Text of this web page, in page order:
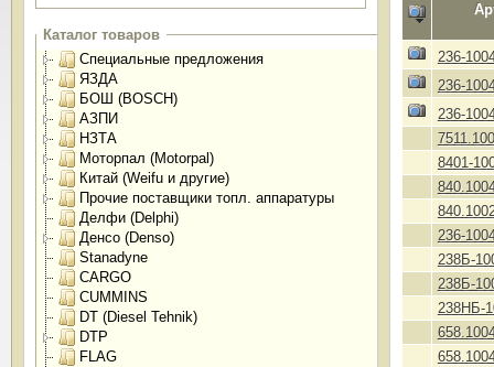
Каталог товаров
Специальные предложения
ЯЗДА
БОШ (BOSCH)
АЗПИ
НЗТА
Моторпал (Motorpal)
Китай (Weifu и другие)
Прочие поставщики топл. аппаратуры
Делфи (Delphi)
Денсо (Denso)
Stanadyne
CARGO
CUMMINS
DT (Diesel Tehnik)
DTP
FLAG
236-
236-
236-
8401-
236-
238Б-
238Б-
238НБ-